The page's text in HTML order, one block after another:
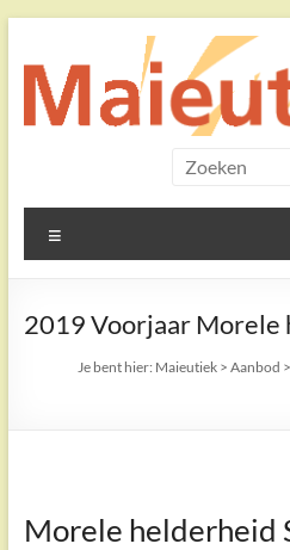
inhoud
Maieutiek
Filosofische
Praktijk
2019 Voorjaar Morele
Je bent hier: Maieutiek >Aanbod
Morele helderheid